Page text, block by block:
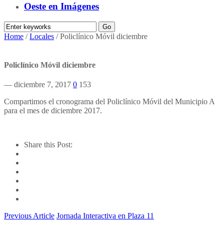
Oeste en Imágenes
Home /Locales /Policlínico Móvil diciembre
Policlínico Móvil diciembre
— diciembre 7, 2017 0 153
Compartimos el cronograma del Policlínico Móvil del Municipio A
para el mes de diciembre 2017.
Share this Post:
Previous Article Jornada Interactiva en Plaza 11